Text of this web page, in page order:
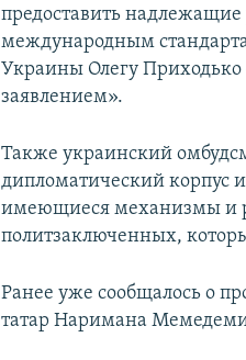
предоставить надлежащие
международным
Украины Олегу Приходько
заявлением».
Также украинский
дипломатический корпус
имеющиеся механизмы и
политзаключенных,
Ранее уже сообщалось о
татар Наримана